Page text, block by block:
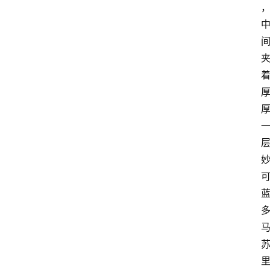
，
中
间
夹
着
厚
厚
一
层
妙
可
蓝
多
马
苏
里